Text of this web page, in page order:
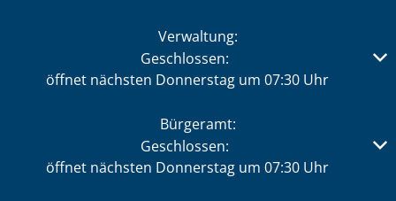
Verwaltung:
Klicken, um weitere Öffnungs- oder Schließzeiten
Geschlossen:
öffnet nächsten Donnerstag um 07:30 Uhr
Bürgeramt:
Klicken, um weitere Öffnungs- oder Schließzeiten
Geschlossen:
öffnet nächsten Donnerstag um 07:30 Uhr